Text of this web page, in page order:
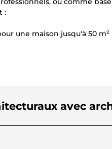
:
une maison jusqu'à 50 m²
avec